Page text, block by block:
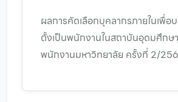
ผลการคัดเลือกบุคลากรภายในเพื่อ
ตั้งเป็นพนักงานในสถาบันอุดมศึกษ
พนักงานมหาวิทยาลัย ครั้งที่ 2/